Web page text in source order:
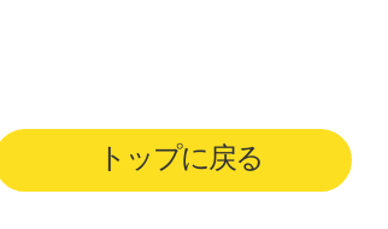
トップに戻る